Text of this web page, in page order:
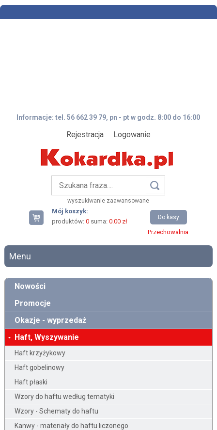
Informacje: tel. 56 662 39 79, pn - pt w godz. 8:00 do 16:00
Rejestracja Logowanie
wyszukiwanie zaawansowane
Mój koszyk:
produktów: 0suma: 0.00 zł
Do kasy
Przechowalnia
Menu
Nowości
Promocje
Okazje - wyprzedaż
Haft, Wyszywanie
Haft krzyżykowy
Haft gobelinowy
Haft płaski
Wzory do haftu według tematyki
Wzory - Schematy do haftu
Kanwy - materiały do haftu liczonego